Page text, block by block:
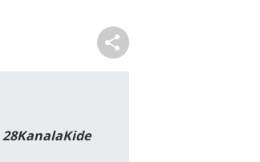
28KanalaKide